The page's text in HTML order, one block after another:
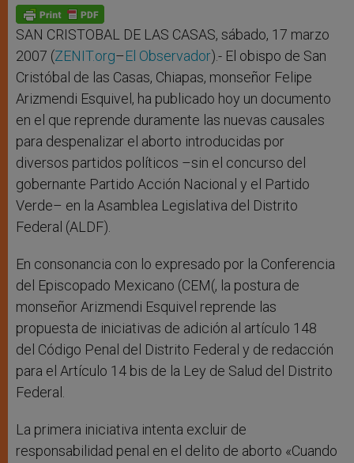
SAN CRISTOBAL DE LAS CASAS, sábado, 17 marzo
2007 (ZENIT.org–El Observador).- El obispo de San
Cristóbal de las Casas, Chiapas, monseñor Felipe
Arizmendi Esquivel, ha publicado hoy un documento
en el que reprende duramente las nuevas causales
para despenalizar el aborto introducidas por
diversos partidos políticos –sin el concurso del
gobernante Partido Acción Nacional y el Partido
Verde– en la Asamblea Legislativa del Distrito
Federal (ALDF).
En consonancia con lo expresado por la Conferencia
del Episcopado Mexicano (CEM(, la postura de
monseñor Arizmendi Esquivel reprende las
propuesta de iniciativas de adición al artículo 148
del Código Penal del Distrito Federal y de redacción
para el Artículo 14 bis de la Ley de Salud del Distrito
Federal.
La primera iniciativa intenta excluir de
responsabilidad penal en el delito de aborto «Cuando